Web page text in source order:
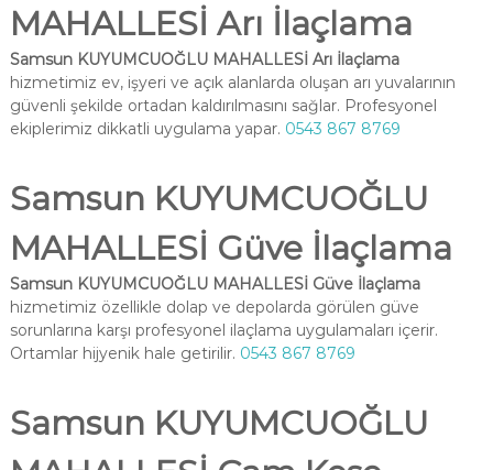
MAHALLESİ Arı İlaçlama
Samsun KUYUMCUOĞLU MAHALLESİ Arı İlaçlama
hizmetimiz ev, işyeri ve açık alanlarda oluşan arı yuvalarının
güvenli şekilde ortadan kaldırılmasını sağlar. Profesyonel
ekiplerimiz dikkatli uygulama yapar. 0543 867 8769
Samsun KUYUMCUOĞLU
MAHALLESİ Güve İlaçlama
Samsun KUYUMCUOĞLU MAHALLESİ Güve İlaçlama
hizmetimiz özellikle dolap ve depolarda görülen güve
sorunlarına karşı profesyonel ilaçlama uygulamaları içerir.
Ortamlar hijyenik hale getirilir. 0543 867 8769
Samsun KUYUMCUOĞLU